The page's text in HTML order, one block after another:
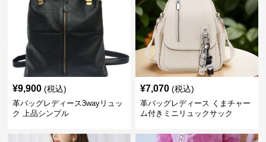
¥9,900 (税込)
革バッグレディース3wayリュッ
ク 上品シンプル
¥7,070 (税込)
革バッグレディース くまチャー
ム付きミニリュックサック